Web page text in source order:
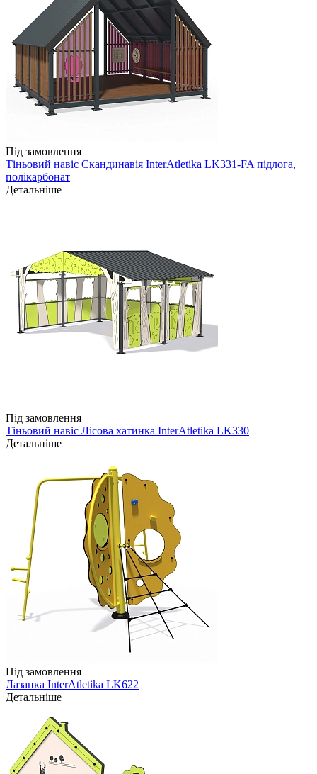
Під замовлення
Тіньовий навіс Скандинавія InterAtletika LK331-FA підлога,
полікарбонат
Детальніше
Під замовлення
Тіньовий навіс Лісова хатинка InterAtletika LK330
Детальніше
Під замовлення
Лазанка InterAtletika LK622
Детальніше